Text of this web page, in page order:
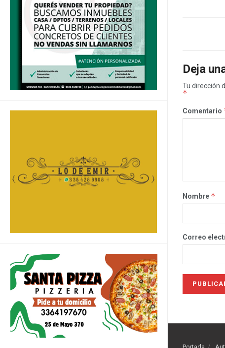
Deja
Tu dirección
*
Comentario
Nombre *
Correo